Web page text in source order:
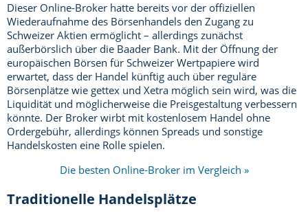
Dieser Online-Broker hatte bereits vor der offiziellen
Wiederaufnahme des Börsenhandels den Zugang zu
Schweizer Aktien ermöglicht – allerdings zunächst
außerbörslich über die Baader Bank. Mit der Öffnung der
europäischen Börsen für Schweizer Wertpapiere wird
erwartet, dass der Handel künftig auch über reguläre
Börsenplätze wie gettex und Xetra möglich sein wird, was die
Liquidität und möglicherweise die Preisgestaltung verbessern
könnte. Der Broker wirbt mit kostenlosem Handel ohne
Ordergebühr, allerdings können Spreads und sonstige
Handelskosten eine Rolle spielen.
Die besten Online-Broker im Vergleich »
Traditionelle Handelsplätze